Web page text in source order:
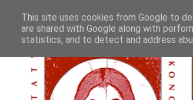
This site uses cookies from Google to
are shared with Google along with
statistics, and to detect and address